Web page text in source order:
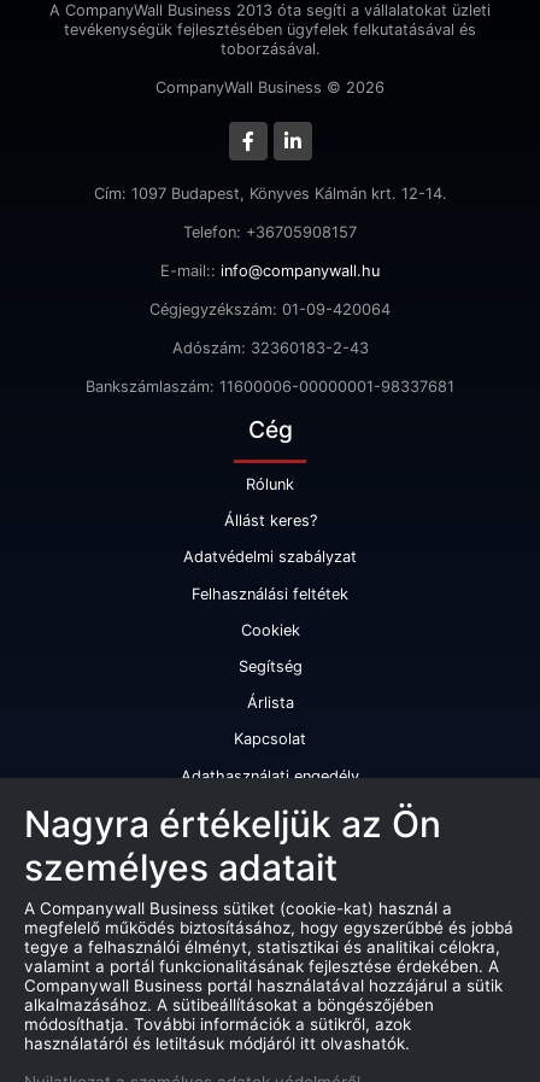
A CompanyWall Business 2013 óta segíti a vállalatokat üzleti
tevékenységük fejlesztésében ügyfelek felkutatásával és
toborzásával.
CompanyWall Business © 2026
Cím: 1097 Budapest, Könyves Kálmán krt. 12-14.
Telefon: +36705908157
E-mail:: info@companywall.hu
Cégjegyzékszám: 01-09-420064
Adószám: 32360183-2-43
Bankszámlaszám: 11600006-00000001-98337681
Cég
Rólunk
Állást keres?
Adatvédelmi szabályzat
Felhasználási feltétek
Cookiek
Segítség
Árlista
Kapcsolat
Adathasználati engedély
Szolgáltatásaink
Cégminősítés
Cégminősítési riport
Kiváló cégminősítési tanúsítvány
Termékek
Companywall Business - Adattovábbítási szerződés
Nagyra értékeljük az Ön
személyes adatait
A Companywall Business sütiket (cookie-kat) használ a
megfelelő működés biztosításához, hogy egyszerűbbé és jobbá
tegye a felhasználói élményt, statisztikai és analitikai célokra,
valamint a portál funkcionalitásának fejlesztése érdekében. A
Companywall Business portál használatával hozzájárul a sütik
alkalmazásához. A sütibeállításokat a böngészőjében
módosíthatja. További információk a sütikről, azok
használatáról és letiltásuk módjáról itt olvashatók.